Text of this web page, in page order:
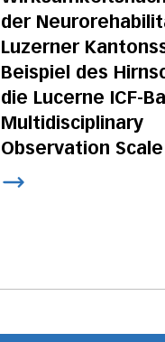
der
Luzerner
Beispiel des
die Lucerne ICF-
Multidisciplinary
Observation Scale